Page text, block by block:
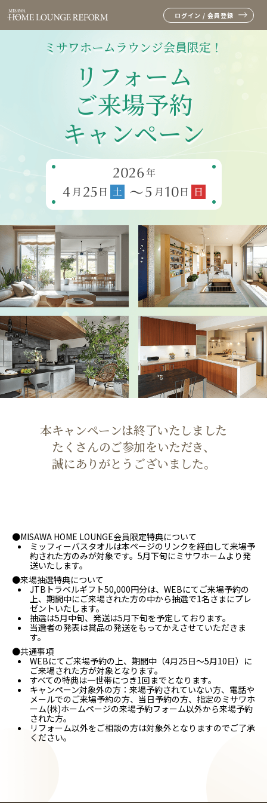
ログイン / 会員登録
ミサワホームラウンジ会員限定！
リフォーム
ご来場予約
キャンペーン
本キャンペーンは終了いたしました
たくさんのご参加をいただき、
誠にありがとうございました。
●MISAWA HOME LOUNGE会員限定特典について
ミッフィーバスタオルは本ページのリンクを経由して来場予
約された方のみが対象です。5月下旬にミサワホームより発
送いたします。
●来場抽選特典について
JTBトラベルギフト50,000円分は、WEBにてご来場予約の
上、期間中にご来場された方の中から抽選で1名さまにプレ
ゼントいたします。
抽選は5月中旬、発送は5月下旬を予定しております。
当選者の発表は賞品の発送をもってかえさせていただきま
す。
●共通事項
WEBにてご来場予約の上、期間中（4月25日～5月10日）に
ご来場された方が対象となります。
すべての特典は一世帯につき1回までとなります。
キャンペーン対象外の方：来場予約されていない方、電話や
メールでのご来場予約の方、当日予約の方、指定のミサワホ
ーム(株)ホームページの来場予約フォーム以外から来場予約
された方。
リフォーム以外をご相談の方は対象外となりますのでご了承
ください。